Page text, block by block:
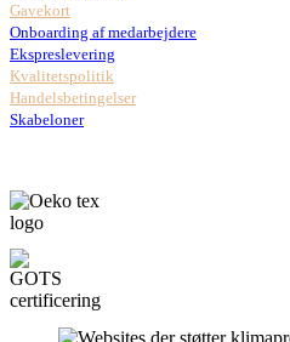
Gavekort
Onboarding af medarbejdere
Ekspreslevering
Kvalitetspolitik
Handelsbetingelser
Skabeloner